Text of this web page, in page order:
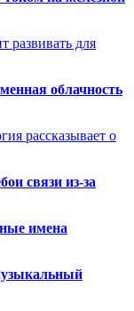
развивать для
облачность
рассказывает о
связи из-за
имена